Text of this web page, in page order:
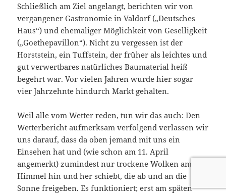
Schließlich am Ziel angelangt, berichten wir von
vergangener Gastronomie in Valdorf („Deutsches
Haus“) und ehemaliger Möglichkeit von Geselligkeit
(„Goethepavillon“). Nicht zu vergessen ist der
Horststein, ein Tuffstein, der früher als leichtes und
gut verwertbares natürliches Baumaterial heiß
begehrt war. Vor vielen Jahren wurde hier sogar
vier Jahrzehnte hindurch Markt gehalten.
Weil alle vom Wetter reden, tun wir das auch: Den
Wetterbericht aufmerksam verfolgend verlassen wir
uns darauf, dass da oben jemand mit uns ein
Einsehen hat und (wie schon am 11. April
angemerkt) zumindest nur trockene Wolken am
Himmel hin und her schiebt, die ab und an die
Sonne freigeben. Es funktioniert; erst am späten